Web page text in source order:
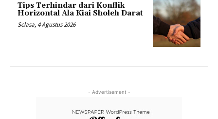
Tips Terhindar dari Konflik
Horizontal Ala Kiai Sholeh Darat
Selasa, 4 Agustus 2026
- Advertisement -